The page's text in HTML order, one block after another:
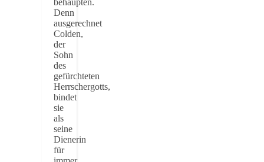
behaupten.
Denn
ausgerechnet
Colden,
der
Sohn
des
gefürchteten
Herrschergotts,
bindet
sie
als
seine
Dienerin
für